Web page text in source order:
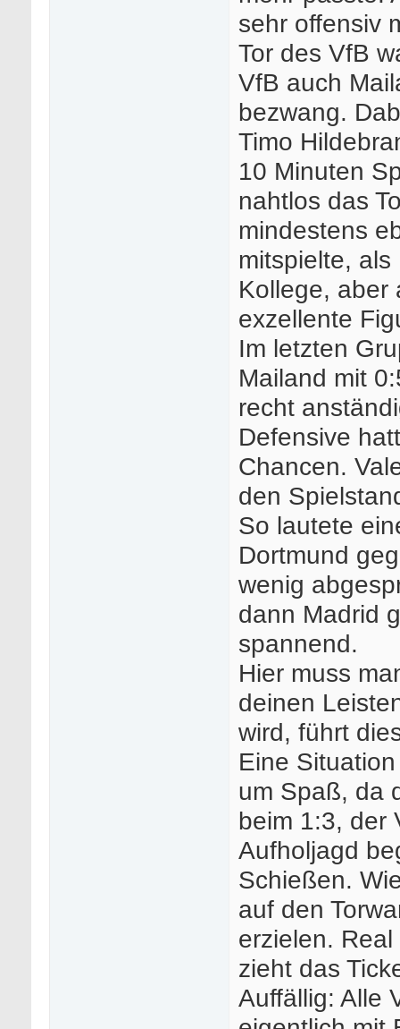
sehr offensiv
Tor des VfB
VfB auch
bezwang.
Timo
10 Minuten
nahtlos das
mindestens
mitspielte,
Kollege, aber
exzellente
Im letzten
Mailand mit
recht
Defensive
Chancen.
den
So lautete
Dortmund
wenig
dann Madrid
spannend.
Hier muss
deinen
wird, führt
Eine
um Spaß, da
beim 1:3, der
Aufholjagd
Schießen.
auf den
erzielen.
zieht das
Auffällig: Alle